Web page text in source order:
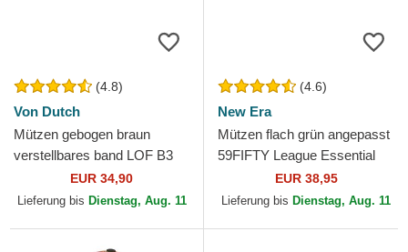
(4.8)
Von Dutch
Mützen gebogen braun
verstellbares band LOF B3
von Von DutchEUR 34,90
Lieferung bis Dienstag, Aug. 11
(4.6)
New Era
Mützen flach grün angepasst
59FIFTY League Essential
der New York Yankees MLB
von New Era
EUR 38,95
Lieferung bis Dienstag, Aug. 11